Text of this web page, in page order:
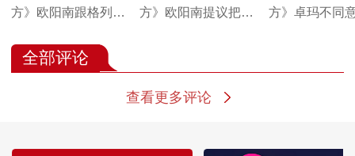
方》欧阳南跟格列和
养藏鸡
方》欧阳南提议把养
作热情
方》卓玛不同
全部评论
查看更多评论